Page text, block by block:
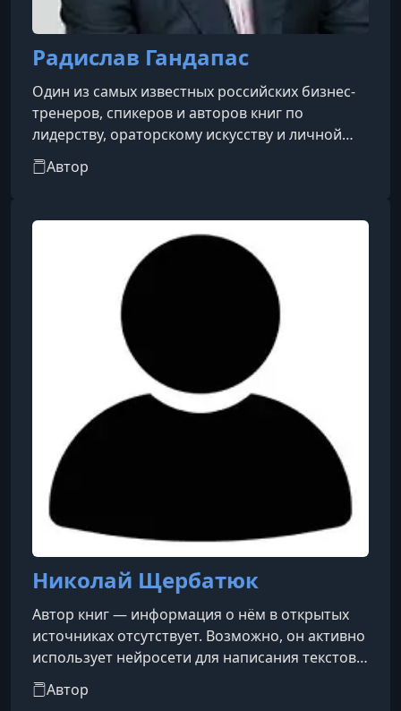
Радислав Гандапас
Один из самых известных российских бизнес-
тренеров, спикеров и авторов книг по
лидерству, ораторскому искусству и личной
эффективности.Он родился в 1967 году, с конца
1990-х начал активно проводить тренинги и
предпринимателей. Сегодня Гандапас
считается одним из ведущих специалистов в
России и СНГ в области развития лидерских
качеств и публичных выступлений.Основные
направления его работы:лидерство и
управление команд
Автор
Николай Щербатюк
Автор книг — информация о нём в открытых
источниках отсутствует. Возможно, он активно
использует нейросети для написания текстов,
ведь тематика его произведений слишком
разнообразна и масштабна, чтобы всё было
Автор